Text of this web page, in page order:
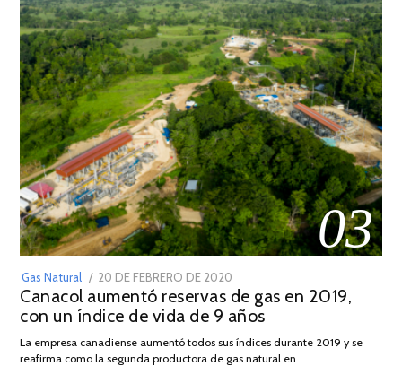
03
Gas Natural
POSTED
ON
20 DE FEBRERO DE 2020
DE
JULIO
2025
Canacol aumentó reservas de gas en 2019,
con un índice de vida de 9 años
La empresa canadiense aumentó todos sus índices durante 2019 y se
reafirma como la segunda productora de gas natural en …